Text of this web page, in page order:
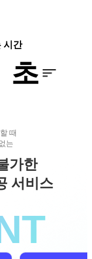
시간
초
때
는
가한
서비스